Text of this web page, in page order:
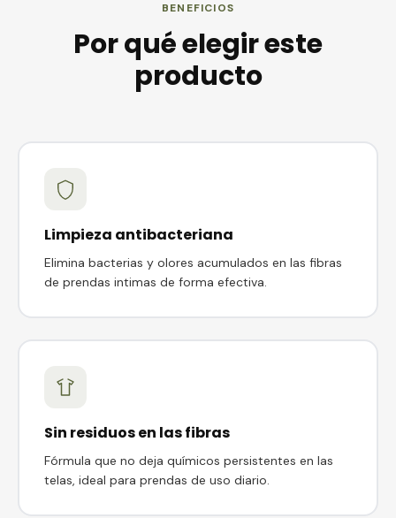
BENEFICIOS
Por qué elegir este
producto
Limpieza antibacteriana
Elimina bacterias y olores acumulados en las fibras
de prendas intimas de forma efectiva.
Sin residuos en las fibras
Fórmula que no deja químicos persistentes en las
telas, ideal para prendas de uso diario.